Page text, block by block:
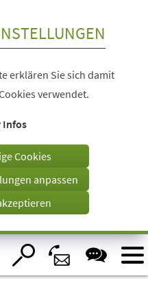
erklären Sie sich damit
verwendet.
Infos
Cookies
anpassen